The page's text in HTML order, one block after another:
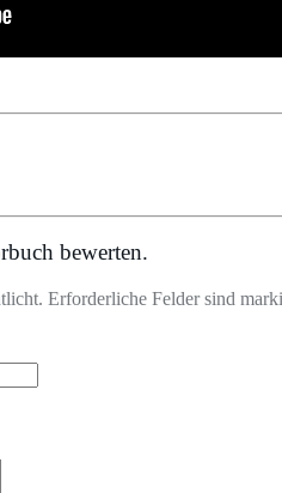
bewerten.
Erforderliche Felder sind